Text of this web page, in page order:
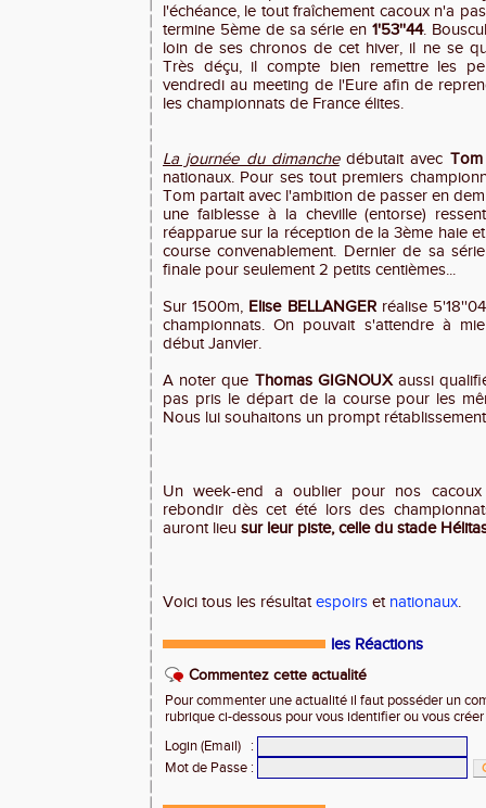
l'échéance, le tout fraîchement cacoux n'a
termine 5ème de sa série en1'53''44.
loin de ses chronos de cet hiver, il ne se
Très déçu, il compte bien remettre les
vendredi au meeting de l'Eure afin de
les championnats de France élites.
La journée du dimanchedébutait avec Tom
nationaux. Pour ses tout premiers
Tom partait avec l'ambition de passer en
une faiblesse à la cheville (entorse)
réapparue sur la réception de la 3ème haie
course convenablement. Dernier de sa
finale pour seulement 2 petits centièmes...
Sur 1500m, Elise BELLANGERréalise
championnats. On pouvait s'attendre à
début Janvier.
A noter que Thomas GIGNOUXaussi
pas pris le départ de la course pour les
Nous lui souhaitons un prompt
Un week-end a oublier pour nos
rebondir dès cet été lors des
auront lieu sur leur piste, celle du stade
Voici tous les résultatespoirs et nationaux.
les Réactions
Commentez cette actualité
Pour commenter une actualité il faut posséder un
rubrique ci-dessous pour vous identifier ou vous
Login (Email)
:
Mot de Passe :